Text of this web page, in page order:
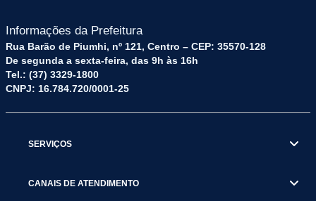
Informações da Prefeitura
Rua Barão de Piumhi, nº 121, Centro – CEP: 35570-128
De segunda a sexta-feira, das 9h às 16h
Tel.: (37) 3329-1800
CNPJ: 16.784.720/0001-25
SERVIÇOS
CANAIS DE ATENDIMENTO